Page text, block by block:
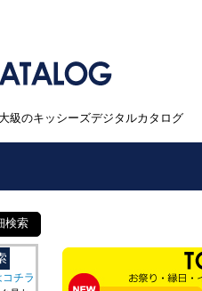
級のキッシーズデジタルカタログ
検索
チラ